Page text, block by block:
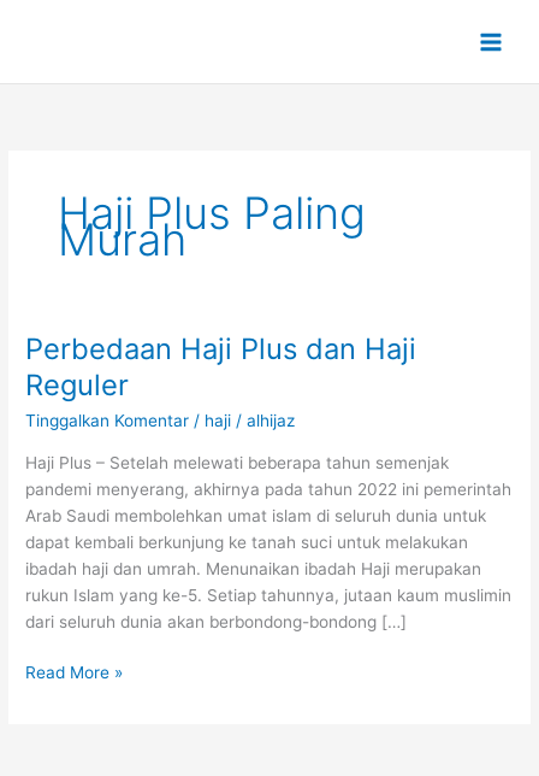
Haji Plus Paling
Murah
Perbedaan Haji Plus dan Haji
Reguler
Tinggalkan Komentar / haji /alhijaz
Haji Plus – Setelah melewati beberapa tahun semenjak
pandemi menyerang, akhirnya pada tahun 2022 ini pemerintah
Arab Saudi membolehkan umat islam di seluruh dunia untuk
dapat kembali berkunjung ke tanah suci untuk melakukan
ibadah haji dan umrah. Menunaikan ibadah Haji merupakan
rukun Islam yang ke-5. Setiap tahunnya, jutaan kaum muslimin
dari seluruh dunia akan berbondong-bondong […]
Perbedaan
Haji
Plus
dan
Reguler
Read More »